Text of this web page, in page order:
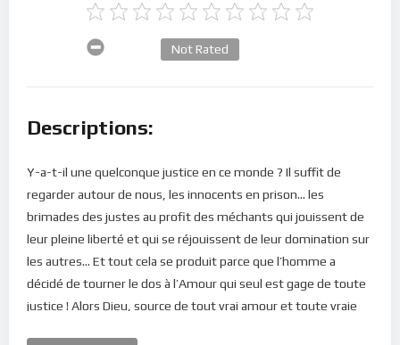
Not Rated
Descriptions:
Y-a-t-il une quelconque justice en ce monde ? Il suffit de
regarder autour de nous, les innocents en prison… les
brimades des justes au profit des méchants qui jouissent de
leur pleine liberté et qui se réjouissent de leur domination sur
les autres… Et tout cela se produit parce que l’homme a
décidé de tourner le dos à l’Amour qui seul est gage de toute
justice ! Alors Dieu, source de tout vrai amour et toute vraie